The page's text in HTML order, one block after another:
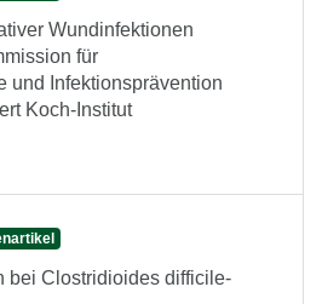
Wundinfektionen
für
und Infektionsprävention
Koch-Institut
bei Clostridioides difficile-